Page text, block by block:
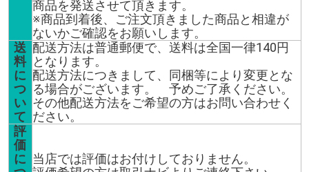
商品を発送させて頂きます。
※商品到着後、ご注文頂きました商品と相違が
ないかご確認をお願いします。
送
料
に
つ
い
て
配送方法は普通郵便で、送料は全国一律140円
となります。
配送方法につきまして、同梱等により変更とな
る場合がございます。 予めご了承ください。
その他配送方法をご希望の方はお問い合わせく
ださい。
評
価
に 当店では評価はお付けしておりません。